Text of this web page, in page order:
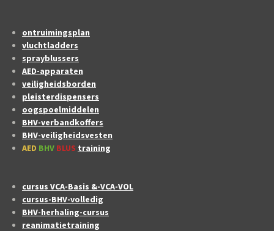
ontruimingsplan
vluchtladders
sprayblussers
AED-apparaten
veiligheidsborden
pleisterdispensers
oogspoelmiddelen
BHV-verbandkoffers
BHV-veiligheidsvesten
AED BHV BLUS training
cursus VCA-Basis &-VCA-VOL
cursus-BHV-volledig
BHV-herhaling-cursus
reanimatietraining